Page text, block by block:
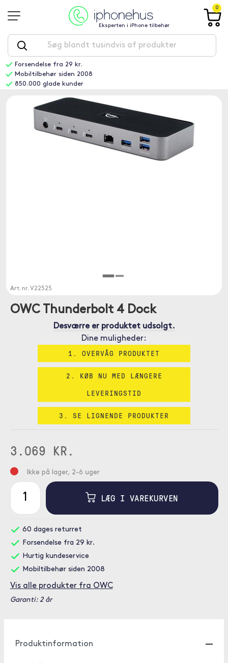
Eksperten i iPhone tilbehør
0
Forsendelse fra 29 kr.
Mobiltilbehør siden 2008
850.000 glade kunder
Art. nr. V22525
OWC Thunderbolt 4 Dock
Desværre er produktet udsolgt.
Dine muligheder:
1. OVERVÅG PRODUKTET
2. KØB NU MED LÆNGERE
LEVERINGSTID
3. SE LIGNENDE PRODUKTER
3.069 KR.
Ikke på lager, 2-6 uger
LÆG I VAREKURVEN
60 dages returret
Forsendelse fra 29 kr.
Hurtig kundeservice
Mobiltilbehør siden 2008
Vis alle produkter fra OWC
Garanti: 2 år
Produktinformation